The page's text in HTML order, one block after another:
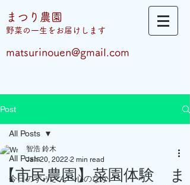
まつり農園
​野菜の一生をお届けします
matsurinouen@gmail.com
Post
All Posts
今日のすぅさん 心のなか
All Posts
【市民農園】菜園体験 ま
智浩 鈴木
Jan 20, 2022 2 min read